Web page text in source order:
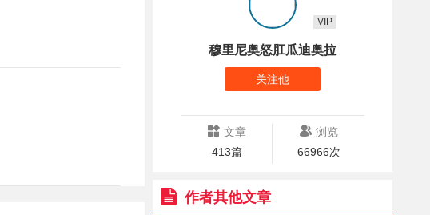
穆里尼奥怒肛瓜迪奥拉
VIP
关注他
文章
413篇
浏览
66966次
作者其他文章